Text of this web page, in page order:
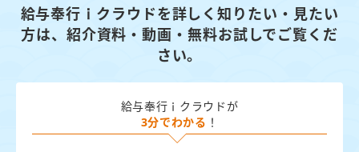
給与奉行ｉクラウドを詳しく知りたい・見たい
方は、 紹介資料・動画・無料お試しでご覧くだ
さい。
給与奉行ｉクラウドが
3分でわかる ！